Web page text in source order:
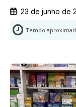
23 de junho de
Tempo